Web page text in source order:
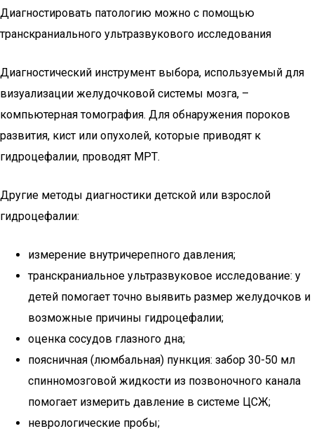
Диагностировать патологию можно с помощью
транскраниального ультразвукового исследования
Диагностический инструмент выбора, используемый для
визуализации желудочковой системы мозга, –
компьютерная томография. Для обнаружения пороков
развития, кист или опухолей, которые приводят к
гидроцефалии, проводят МРТ.
Другие методы диагностики детской или взрослой
гидроцефалии:
измерение внутричерепного давления;
транскраниальное ультразвуковое исследование: у
детей помогает точно выявить размер желудочков и
возможные причины гидроцефалии;
оценка сосудов глазного дна;
поясничная (люмбальная) пункция: забор 30-50 мл
спинномозговой жидкости из позвоночного канала
помогает измерить давление в системе ЦСЖ;
неврологические пробы;